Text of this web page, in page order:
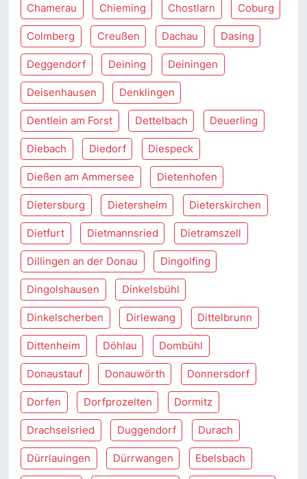
Chamerau Chieming Chostlarn Coburg
Colmberg Creußen Dachau Dasing
Deggendorf Deining Deiningen
Deisenhausen Denklingen
Dentlein am Forst Dettelbach Deuerling
Diebach Diedorf Diespeck
Dießen am Ammersee Dietenhofen
Dietersburg Dietersheim Dieterskirchen
Dietfurt Dietmannsried Dietramszell
Dillingen an der Donau Dingolfing
Dingolshausen Dinkelsbühl
Dinkelscherben Dirlewang Dittelbrunn
Dittenheim Döhlau Dombühl
Donaustauf Donauwörth Donnersdorf
Dorfen Dorfprozelten Dormitz
Drachselsried Duggendorf Durach
Dürrlauingen Dürrwangen Ebelsbach